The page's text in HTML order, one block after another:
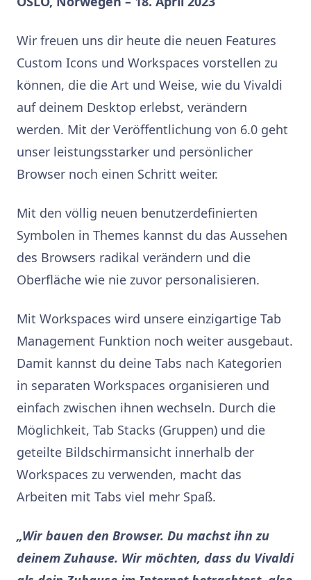
Wir freuen uns dir heute die neuen Features
Custom Icons und Workspaces vorstellen zu
können, die die Art und Weise, wie du Vivaldi
auf deinem Desktop erlebst, verändern
werden. Mit der Veröffentlichung von 6.0 geht
unser leistungsstarker und persönlicher
Browser noch einen Schritt weiter.
Mit den völlig neuen benutzerdefinierten
Symbolen in Themes kannst du das Aussehen
des Browsers radikal verändern und die
Oberfläche wie nie zuvor personalisieren.
Mit Workspaces wird unsere einzigartige Tab
Management Funktion noch weiter ausgebaut.
Damit kannst du deine Tabs nach Kategorien
in separaten Workspaces organisieren und
einfach zwischen ihnen wechseln. Durch die
Möglichkeit, Tab Stacks (Gruppen) und die
geteilte Bildschirmansicht innerhalb der
Workspaces zu verwenden, macht das
Arbeiten mit Tabs viel mehr Spaß.
„Wir bauen den Browser. Du machst ihn zu
deinem Zuhause. Wir möchten, dass du Vivaldi